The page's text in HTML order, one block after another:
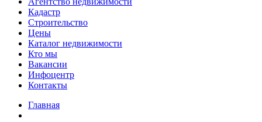
Кадастр
Строительство
Цены
Каталог недвижимости
Кто мы
Вакансии
Инфоцентр
Контакты
Главная